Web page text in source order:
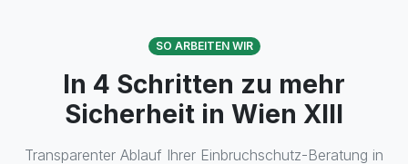
SO ARBEITEN WIR
In 4 Schritten zu mehr
Sicherheit in Wien XIII
Transparenter Ablauf Ihrer Einbruchschutz-Beratung in